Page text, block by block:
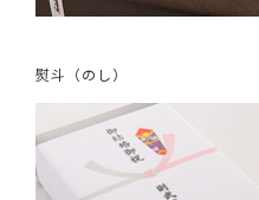
熨斗（のし）